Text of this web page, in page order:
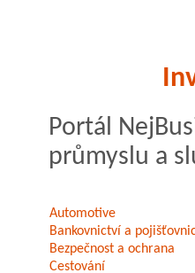
Portál
průmyslu a
Automotive
Bankovnictví a
Bezpečnost a ochrana
Cestování